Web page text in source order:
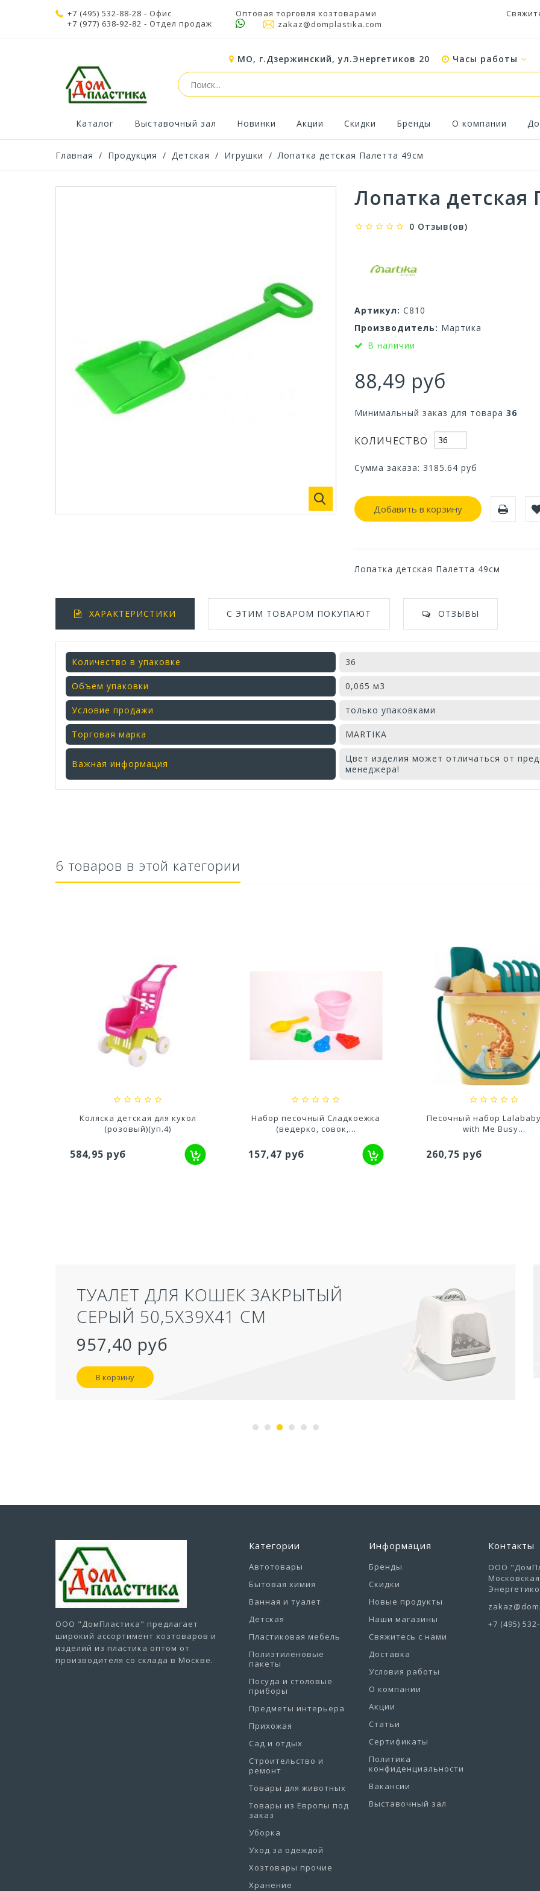
+7 (495) 532-88-28 - Офис
+7 (977) 638-92-82 - Отдел продаж
Оптовая торговля хозтоварами
zakaz@domplastika.com
МО, г.Дзержинский, ул.Энергетиков 20 Часы работы
Каталог Выставочный зал Новинки Акции Скидки Бренды О компании
Главная / Продукция / Детская / Игрушки / Лопатка детская Палетта 49см
Лопатка детская
0 Отзыв(ов)
Артикул: С810
Производитель: Мартика
В наличии
88,49 руб
Минимальный заказ для товара 36
КОЛИЧЕСТВО
Сумма заказа: 3185.64 руб
Добавить в корзину
Лопатка детская Палетта 49см
ХАРАКТЕРИСТИКИ С ЭТИМ ТОВАРОМ ПОКУПАЮТ ОТЗЫВЫ
Количество в упаковке 36
Объем упаковки 0,065 м3
Условие продажи только упаковками
Торговая марка MARTIKA
Важная информация
Цвет изделия может отличаться от
менеджера!
Ускоритель компоста 60гр
79,80 руб
Средство для септического
резервуара и для...
Средство для
800мл
527,80 руб
6 товаров в этой категории
Коляска детская для кукол
(розовый)(уп.4)
584,95 руб
Набор песочный Сладкоежка
(ведерко, совок,...
157,47 руб
Песочный набор
with Me Busy...
260,75 руб
ТУАЛЕТ ДЛЯ КОШЕК ЗАКРЫТЫЙ
СЕРЫЙ 50,5Х39Х41 СМ
957,40 руб
В корзину
ООО "ДомПластика" предлагает
широкий ассортимент хозтоваров и
изделий из пластика оптом от
производителя со склада в Москве.
Категории
Автотовары
Бытовая химия
Ванная и туалет
Детская
Пластиковая мебель
Полиэтиленовые
пакеты
Посуда и столовые
приборы
Предметы интерьера
Прихожая
Сад и отдых
Строительство и
ремонт
Товары для животных
Товары из Европы под
заказ
Уборка
Уход за одеждой
Хозтовары прочие
Хранение
Информация
Бренды
Скидки
Новые продукты
Наши магазины
Свяжитесь с нами
Доставка
Условия работы
О компании
Акции
Статьи
Сертификаты
Политика
конфиденциальности
Вакансии
Выставочный зал
Контакты
ООО
+7 (495)